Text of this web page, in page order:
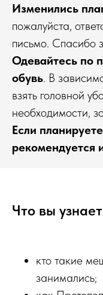
Изменились
пожалуйста,
письмо. Спасибо
Одевайтесь по
обувь. В
взять головной
необходимости,
Если
рекомендуется
Что вы
кто такие
занимались;